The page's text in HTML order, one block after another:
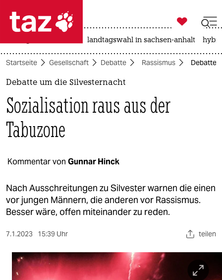
 taz zahl ich
taz zahl ich
politik
öko
gesellschaft
sport
wahrheit

taz zahl ich
landtagswahl in sachsen-anhalt
Startseite Gesellschaft Debatte Rassismus Debatte
Debatte um die Silvesternacht
Sozialisation raus aus der
Tabuzone
Kommentar von Gunnar Hinck
Nach Ausschreitungen zu Silvester warnen die einen
vor jungen Männern, die anderen vor Rassismus.
Besser wäre, offen miteinander zu reden.
7.1.2023 15:39 Uhr teilen